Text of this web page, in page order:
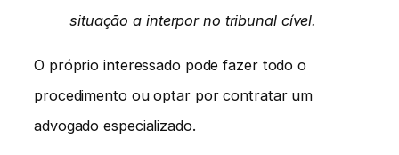
situação a interpor no tribunal cível.
O próprio interessado pode fazer todo o
procedimento ou optar por contratar um
advogado especializado.